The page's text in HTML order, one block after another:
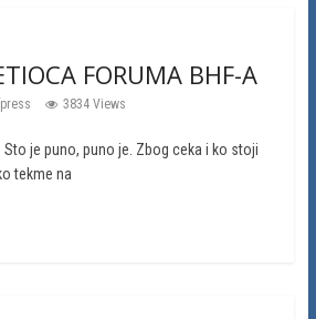
FORUMA BHF-A
3834 Views
Sto je puno, puno je. Zbog ceka i ko stoji
tekme na